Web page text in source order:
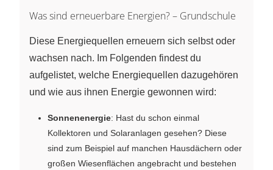
Was sind erneuerbare Energien? – Grundschule
Diese Energiequellen erneuern sich selbst oder
wachsen nach. Im Folgenden findest du
aufgelistet, welche Energiequellen dazugehören
und wie aus ihnen Energie gewonnen wird:
Sonnenenergie: Hast du schon einmal
Kollektoren und Solaranlagen gesehen? Diese
sind zum Beispiel auf manchen Hausdächern oder
großen Wiesenflächen angebracht und bestehen